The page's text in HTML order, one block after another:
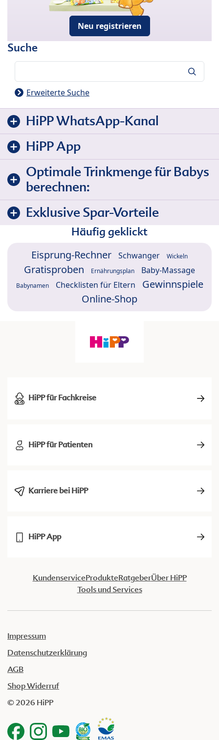
Neu registrieren
Suche
Erweiterte Suche
HiPP WhatsApp-Kanal
HiPP App
Optimale Trinkmenge für Babys
berechnen:
Exklusive Spar-Vorteile
Häufig geklickt
Eisprung-Rechner Schwanger Wickeln
Gratisproben Ernährungsplan Baby-Massage
Babynamen Checklisten für Eltern
Gewinnspiele
Online-Shop
HiPP für Fachkreise
HiPP für Patienten
Karriere bei HiPP
HiPP App
KundenserviceProdukteRatgeberÜber HiPP
Tools und Services
Impressum
Datenschutzerklärung
AGB
Shop Widerruf
© 2026 HiPP